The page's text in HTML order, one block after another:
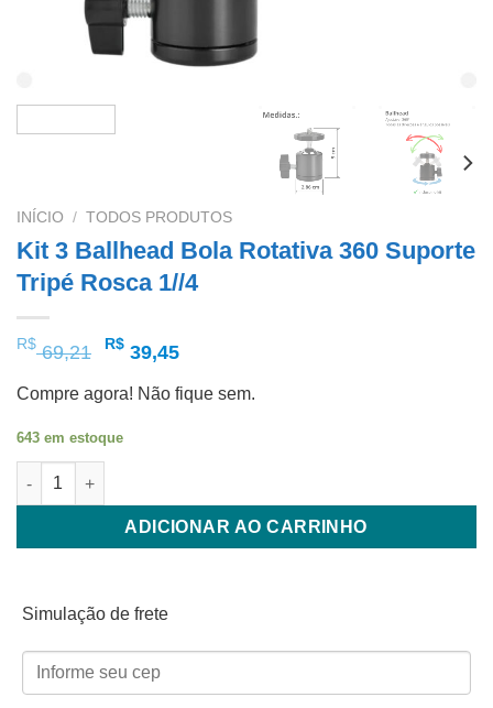
INÍCIO / TODOS PRODUTOS
Kit 3 Ballhead Bola Rotativa 360 Suporte
Tripé Rosca 1//4
R$69,21
O
original
era:
R$ 69,21.
R$ 39,45O
atual
Compre agora! Não fique sem.
643 em estoque
Kit 3 Ballhead Bola Rotativa 360 Suporte Tripé Rosca 1//4
ADICIONAR AO CARRINHO
Simulação de frete